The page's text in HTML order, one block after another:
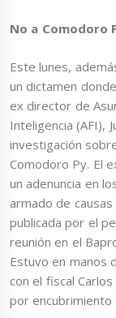
No a Comodoro
Este lunes,
un dictamen
ex director de
Inteligencia (AFI),
investigación
Comodoro Py. El
un adenuncia en
armado de
publicada por el
reunión en el
Estuvo en manos
con el fiscal
por encubrimiento